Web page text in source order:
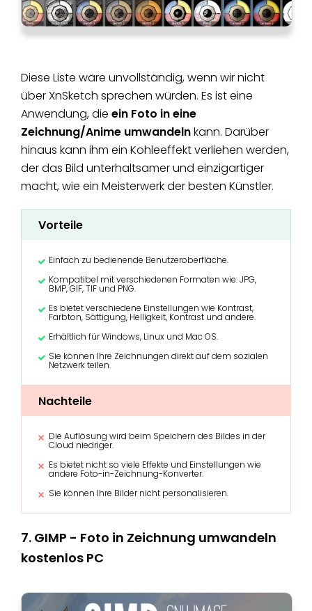
Diese Liste wäre unvollständig, wenn wir nicht
über XnSketch sprechen würden. Es ist eine
Anwendung, die ein Foto in eine
Zeichnung/Anime umwandelnkann. Darüber
hinaus kann ihm ein Kohleeffekt verliehen werden,
der das Bild unterhaltsamer und einzigartiger
macht, wie ein Meisterwerk der besten Künstler.
Vorteile
Einfach zu bedienende Benutzeroberfläche.
Kompatibel mit verschiedenen Formaten wie: JPG,
BMP, GIF, TIF und PNG.
Es bietet verschiedene Einstellungen wie Kontrast,
Farbton, Sättigung, Helligkeit, Kontrast und andere.
Erhältlich für Windows, Linux und Mac OS.
Sie können Ihre Zeichnungen direkt auf dem sozialen
Netzwerk teilen.
Nachteile
Die Auflösung wird beim Speichern des Bildes in der
Cloud niedriger.
Es bietet nicht so viele Effekte und Einstellungen wie
andere Foto-in-Zeichnung-Konverter.
Sie können Ihre Bilder nicht personalisieren.
7. GIMP - Foto in Zeichnung umwandeln
kostenlos PC